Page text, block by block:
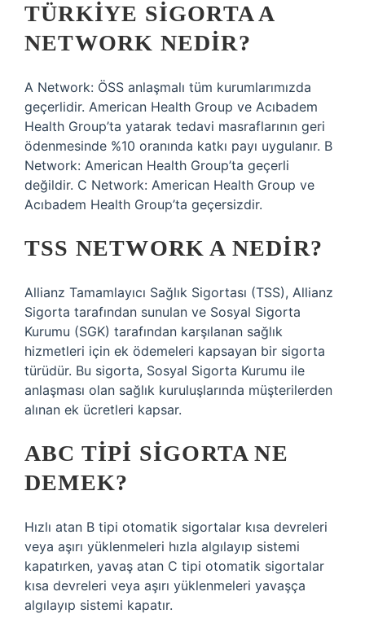
TÜRKIYE SIGORTA A
NETWORK NEDIR?
A Network: ÖSS anlaşmalı tüm kurumlarımızda
geçerlidir. American Health Group ve Acıbadem
Health Group’ta yatarak tedavi masraflarının geri
ödenmesinde %10 oranında katkı payı uygulanır. B
Network: American Health Group’ta geçerli
değildir. C Network: American Health Group ve
Acıbadem Health Group’ta geçersizdir.
TSS NETWORK A NEDIR?
Allianz Tamamlayıcı Sağlık Sigortası (TSS), Allianz
Sigorta tarafından sunulan ve Sosyal Sigorta
Kurumu (SGK) tarafından karşılanan sağlık
hizmetleri için ek ödemeleri kapsayan bir sigorta
türüdür. Bu sigorta, Sosyal Sigorta Kurumu ile
anlaşması olan sağlık kuruluşlarında müşterilerden
alınan ek ücretleri kapsar.
ABC TIPI SIGORTA NE
DEMEK?
Hızlı atan B tipi otomatik sigortalar kısa devreleri
veya aşırı yüklenmeleri hızla algılayıp sistemi
kapatırken, yavaş atan C tipi otomatik sigortalar
kısa devreleri veya aşırı yüklenmeleri yavaşça
algılayıp sistemi kapatır.